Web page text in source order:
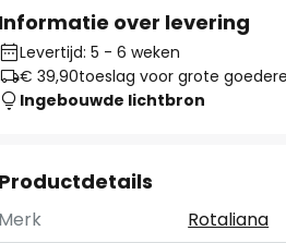
Informatie over levering
Levertijd: 5 - 6 weken
€ 39,90toeslag voor grote
Ingebouwde lichtbron
Productdetails
Merk
Rotaliana